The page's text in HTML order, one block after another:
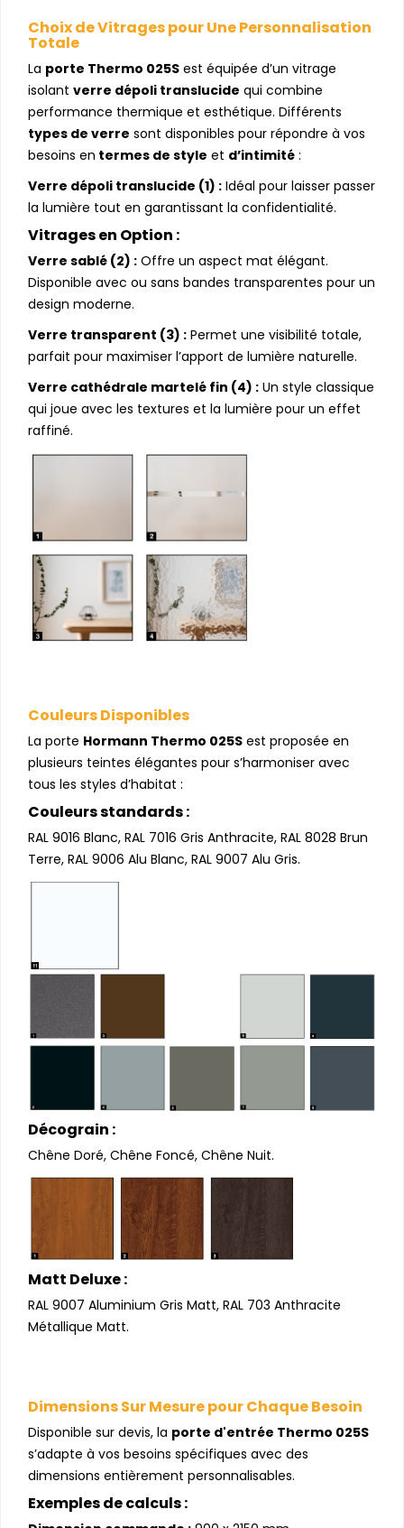
Choix de Vitrages pour Une Personnalisation
Totale
La porte Thermo 025S est équipée d’un vitrage
isolant verre dépoli translucide qui combine
performance thermique et esthétique. Différents
types de verre sont disponibles pour répondre à vos
besoins en termes de style et d’intimité :
Verre dépoli translucide (1) : Idéal pour laisser passer
la lumière tout en garantissant la confidentialité.
Vitrages en Option :
Verre sablé (2) : Offre un aspect mat élégant.
Disponible avec ou sans bandes transparentes pour un
design moderne.
Verre transparent (3) : Permet une visibilité totale,
parfait pour maximiser l’apport de lumière naturelle.
Verre cathédrale martelé fin (4) : Un style classique
qui joue avec les textures et la lumière pour un effet
raffiné.
Couleurs Disponibles
La porte Hormann Thermo 025S est proposée en
plusieurs teintes élégantes pour s’harmoniser avec
tous les styles d’habitat :
Couleurs standards :
RAL 9016 Blanc, RAL 7016 Gris Anthracite, RAL 8028 Brun
Terre, RAL 9006 Alu Blanc, RAL 9007 Alu Gris.
Décograin :
Chêne Doré, Chêne Foncé, Chêne Nuit.
Matt Deluxe :
RAL 9007 Aluminium Gris Matt, RAL 703 Anthracite
Métallique Matt.
Dimensions Sur Mesure pour Chaque Besoin
Disponible sur devis, la porte d'entrée Thermo 025S
s’adapte à vos besoins spécifiques avec des
dimensions entièrement personnalisables.
Exemples de calculs :